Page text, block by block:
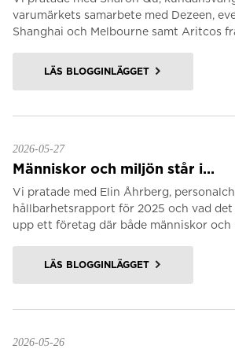
varumärkets samarbete med Dezeen,
Shanghai och Melbourne samt Aritcos
LÄS BLOGGINLÄGGET
2026-05-27
Människor och miljön står i...
Vi pratade med Elin Åhrberg,
hållbarhetsrapport för 2025 och vad
upp ett företag där både människor och
LÄS BLOGGINLÄGGET
2026-05-26